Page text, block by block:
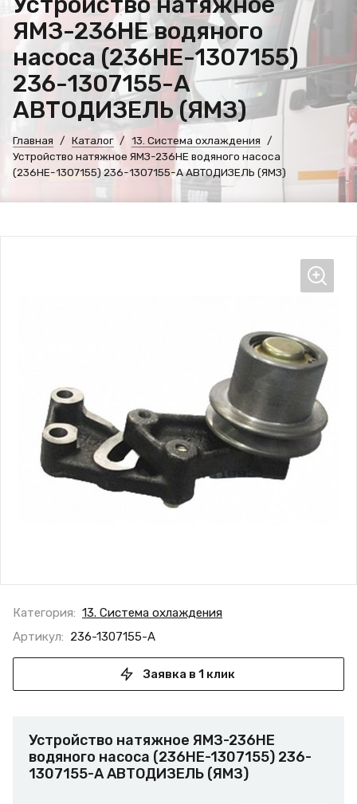
ЯМЗ-236НЕ водяного
насоса (236НЕ-1307155)
236-1307155-А
АВТОДИЗЕЛЬ (ЯМЗ)
Главная Каталог
13. Система охлаждения
Устройство натяжное ЯМЗ-236НЕ водяного насоса
(236НЕ-1307155) 236-1307155-А АВТОДИЗЕЛЬ (ЯМЗ)
Категория: 13. Система охлаждения
Артикул: 236-1307155-А
Заявка в 1 клик
Устройство натяжное ЯМЗ-236НЕ
водяного насоса (236НЕ-1307155) 236-
1307155-А АВТОДИЗЕЛЬ (ЯМЗ)